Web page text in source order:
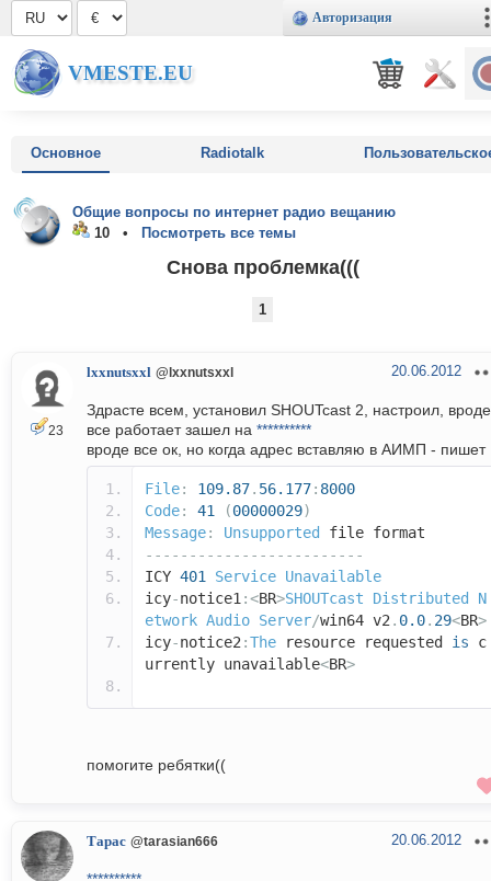
Авторизация
VMESTE.EU
Основное Radiotalk
Общие вопросы по интернет радио вещанию
10 •
Посмотреть все темы
Снова проблемка(((
1
23
lxxnutsxxl @lxxnutsxxl 20.06.2012
Здрасте всем, установил SHOUTcast 2, настроил, вроде
все работает зашел на **********
вроде все ок, но когда адрес вставляю в АИМП - пишет
File: 109.87. 56.177: 8000
Code: 41 (00000029)
Message: Unsupported
file format
-------------------------
ICY 401 Service Unavailable
icy-notice1 :<BR>SHOUTcast Distributed
N
etwork Audio Server/win64 v2 . 0.0. 29<BR>
icy-notice2 :The resource requested is c
urrently unavailable<BR>
помогите ребятки((
Тарас @tarasian666 20.06.2012